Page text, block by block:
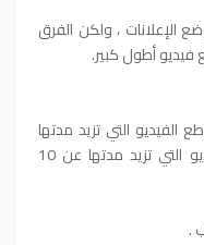
الإعلانات ، ولكن الفرق
أطول كبير.
الفيديو التي تزيد مدتها
عن 10 دقائق.بالنسبة إلى مقاطع الفيديو التي تزيد مدتها عن 10
.